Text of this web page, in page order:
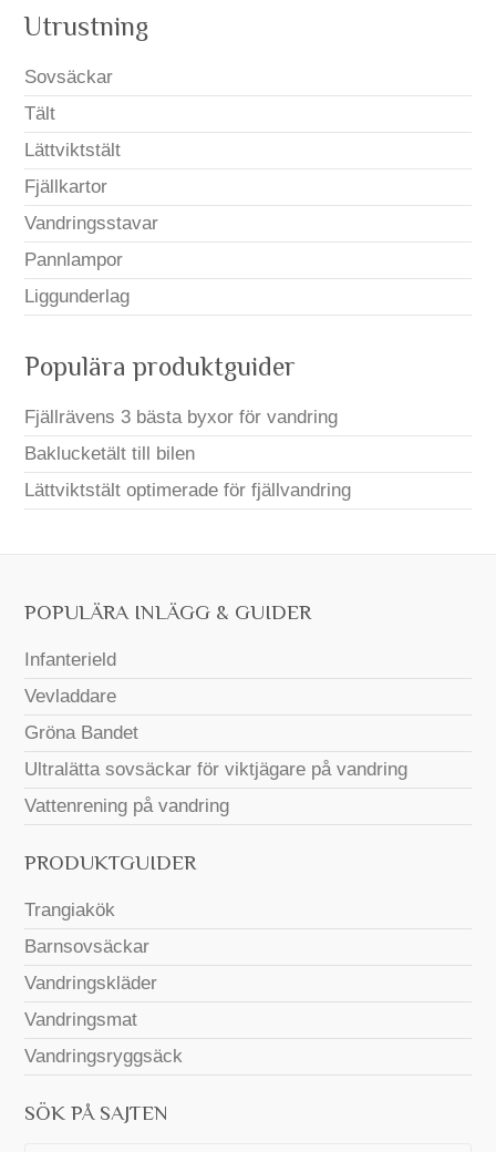
Utrustning
Sovsäckar
Tält
Lättviktstält
Fjällkartor
Vandringsstavar
Pannlampor
Liggunderlag
Populära produktguider
Fjällrävens 3 bästa byxor för vandring
Baklucketält till bilen
Lättviktstält optimerade för fjällvandring
POPULÄRA INLÄGG & GUIDER
Infanterield
Vevladdare
Gröna Bandet
Ultralätta sovsäckar för viktjägare på vandring
Vattenrening på vandring
PRODUKTGUIDER
Trangiakök
Barnsovsäckar
Vandringskläder
Vandringsmat
Vandringsryggsäck
SÖK PÅ SAJTEN